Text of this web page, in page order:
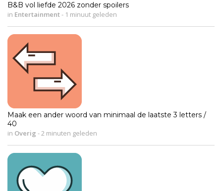
B&B vol liefde 2026 zonder spoilers
in Entertainment- 1 minuut geleden
Maak een ander woord van minimaal de laatste 3 letters /
40
in Overig -2 minuten geleden